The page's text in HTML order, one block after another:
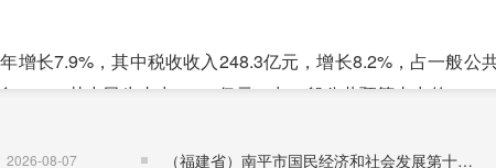
长7.9%，其中税收收入248.3亿元，增长8.2%，占一般公
，其中民生支出492.8亿元，占一般公共预算支出的
调整为4.9:46.3:48.8，第三产业增加值占生产总值的比重
模以上工业中，战略性新兴产业④增加值比上年增长14.2%
2026-08-07 （福建省）南平市国民经济和社会发展第十五个五年规划纲要